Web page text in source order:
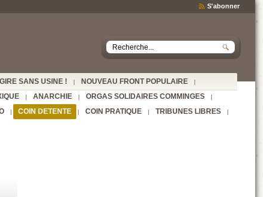
S'abonner
SANS USINE ! | NOUVEAU FRONT POPULAIRE |
| ANARCHIE | ORGAS SOLIDAIRES COMMINGES |
| COIN DETENTE | COIN PRATIQUE | TRIBUNES LIBRES |